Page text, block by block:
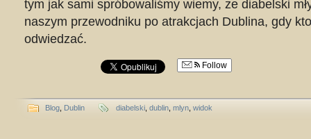
tym jak sami spróbowaliśmy wiemy, że diabelski
naszym przewodniku po atrakcjach Dublina, gdy
odwiedzać.
Follow
Blog Dublin diabelski dublin mlyn widok